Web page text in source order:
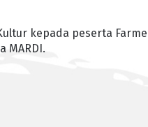
kepada peserta
MARDI.